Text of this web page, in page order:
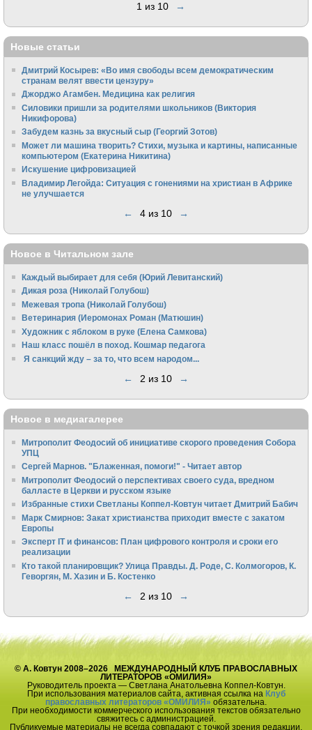
1 из 10 →
Новые статьи
Дмитрий Косырев: «Во имя свободы всем демократическим
странам велят ввести цензуру»
Джорджо Агамбен. Медицина как религия
Силовики пришли за родителями школьников (Виктория
Никифорова)
Забудем казнь за вкусный сыр (Георгий Зотов)
Может ли машина творить? Стихи, музыка и картины, написанные
компьютером (Екатерина Никитина)
Искушение цифровизацией
Владимир Легойда: Ситуация с гонениями на христиан в Африке
не улучшается
← 4 из 10 →
Новое в Читальном зале
Каждый выбирает для себя (Юрий Левитанский)
Дикая роза (Николай Голубош)
Межевая тропа (Николай Голубош)
Ветеринария (Иеромонах Роман (Матюшин)
Художник с яблоком в руке (Елена Самкова)
Наш класс пошёл в поход. Кошмар педагога
Я санкций жду – за то, что всем народом...
← 2 из 10 →
Новое в медиагалерее
Митрополит Феодосий об инициативе скорого проведения Собора
УПЦ
Сергей Марнов. "Блаженная, помоги!" - Читает автор
Митрополит Феодосий о перспективах своего суда, вредном
балласте в Церкви и русском языке
Избранные стихи Светланы Коппел-Ковтун читает Дмитрий Бабич
Марк Смирнов: Закат христианства приходит вместе с закатом
Европы
Эксперт IT и финансов: План цифрового контроля и сроки его
реализации
Кто такой планировщик? Улица Правды. Д. Роде, С. Колмогоров, К.
Геворгян, М. Хазин и Б. Костенко
← 2 из 10 →
© А. Ковтун 2008–2026 МЕЖДУНАРОДНЫЙ КЛУБ ПРАВОСЛАВНЫХ
ЛИТЕРАТОРОВ «ОМИЛИЯ»
Руководитель проекта — Светлана Анатольевна Коппел-Ковтун.
При использования материалов сайта, активная ссылка на Клуб
православных литераторов «ОМИЛИЯ» обязательна.
При необходимости коммерческого использования текстов обязательно
свяжитесь с администрацией.
Публикуемые материалы не всегда совпадают с точкой зрения редакции.